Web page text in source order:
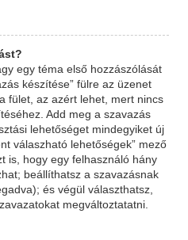
egy téma első hozzászólását
készítése” fülre az üzenet
fület, az azért lehet, mert nincs
Add meg a szavazás
lehetőséget mindegyiket új
válaszható lehetőségek” mező
is, hogy egy felhasználó hány
beállíthatsz a szavazásnak
és végül választhatsz,
megváltoztatatni.